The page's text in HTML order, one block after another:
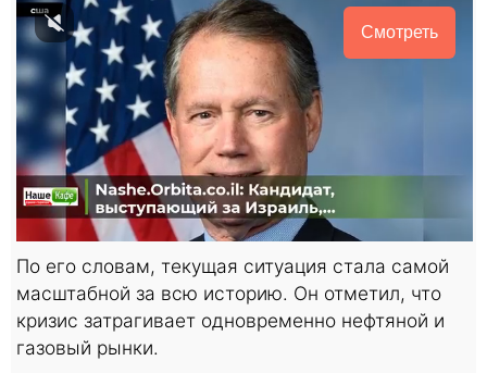
Смотреть
По его словам, текущая ситуация стала самой
масштабной за всю историю. Он отметил, что
кризис затрагивает одновременно нефтяной и
газовый рынки.